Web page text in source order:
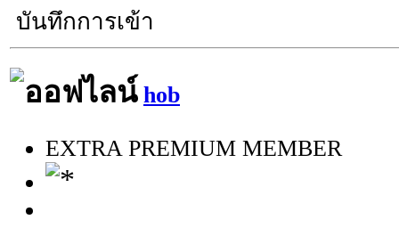
บันทึกการเข้า
hob
EXTRA PREMIUM MEMBER